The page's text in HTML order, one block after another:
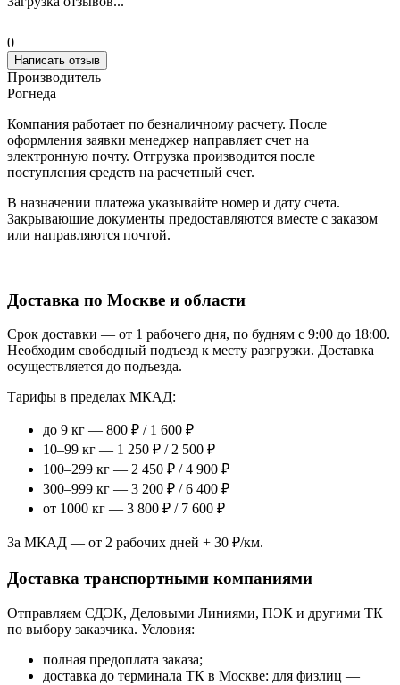
0
Написать отзыв
Производитель
Рогнеда
Компания работает по безналичному расчету. После
оформления заявки менеджер направляет счет на
электронную почту. Отгрузка производится после
поступления средств на расчетный счет.
В назначении платежа указывайте номер и дату счета.
Закрывающие документы предоставляются вместе с заказом
или направляются почтой.
Доставка по Москве и области
Срок доставки — от 1 рабочего дня, по будням с 9:00 до 18:00.
Необходим свободный подъезд к месту разгрузки. Доставка
осуществляется до подъезда.
Тарифы в пределах МКАД:
до 9 кг — 800 ₽ / 1 600 ₽
10–99 кг — 1 250 ₽ / 2 500 ₽
100–299 кг — 2 450 ₽ / 4 900 ₽
300–999 кг — 3 200 ₽ / 6 400 ₽
от 1000 кг — 3 800 ₽ / 7 600 ₽
За МКАД — от 2 рабочих дней + 30 ₽/км.
Доставка транспортными компаниями
Отправляем СДЭК, Деловыми Линиями, ПЭК и другими ТК
по выбору заказчика. Условия:
полная предоплата заказа;
доставка до терминала ТК в Москве: для физлиц —